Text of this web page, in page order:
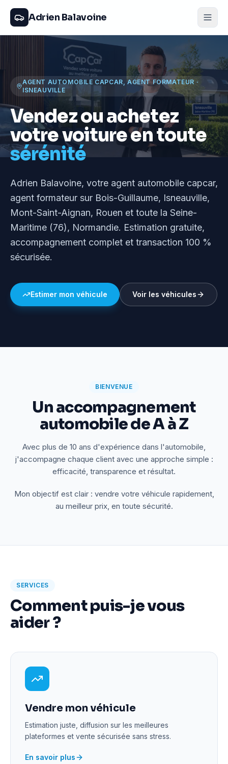
Adrien Balavoine
AGENT AUTOMOBILE CAPCAR, AGENT FORMATEUR ·
ISNEAUVILLE
Vendez ou achetez
votre voiture en toute
sérénité
Adrien Balavoine, votre agent automobile capcar,
agent formateur sur Bois-Guillaume, Isneauville,
Mont-Saint-Aignan, Rouen et toute la Seine-
Maritime (76), Normandie. Estimation gratuite,
accompagnement complet et transaction 100 %
sécurisée.
Estimer mon véhicule Voir les véhicules
BIENVENUE
Un accompagnement
automobile de A à Z
Avec plus de 10 ans d'expérience dans l'automobile,
j'accompagne chaque client avec une approche simple :
efficacité, transparence et résultat.
Mon objectif est clair : vendre votre véhicule rapidement,
au meilleur prix, en toute sécurité.
SERVICES
Comment puis-je vous
aider ?
Vendre mon véhicule
Estimation juste, diffusion sur les meilleures
plateformes et vente sécurisée sans stress.
En savoir plus